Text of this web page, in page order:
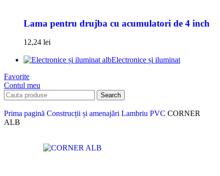
Lama pentru drujba cu acumulatori de 4 inch
12,24 lei
Electronice și iluminat
Favorite
Contul meu
Search
Prima pagină Construcții și amenajări Lambriu PVC CORNER
ALB